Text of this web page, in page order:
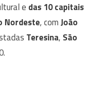
e das 10 capitais
Nordeste, comJoão
Teresina, São